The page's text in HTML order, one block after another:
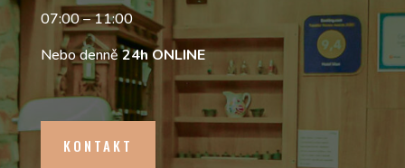
07:00 – 11:00
Nebo denně24h ONLINE
KONTAKT